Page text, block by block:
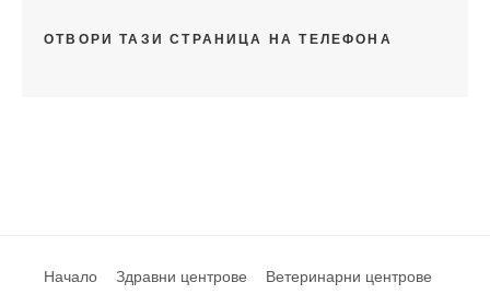
ОТВОРИ ТАЗИ СТРАНИЦА НА ТЕЛЕФОНА
Начало Здравни центрове Ветеринарни центрове